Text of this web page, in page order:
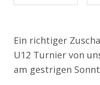
Ein richtiger
U12 Turnier von
am gestrigen